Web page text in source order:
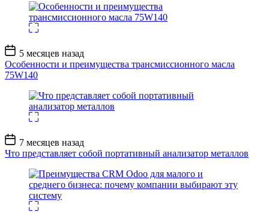
Дата
записи
5 месяцев назад
Особенности и преимущества трансмиссионного масла
75W140
Дата
записи
7 месяцев назад
Что представляет собой портативный анализатор металлов